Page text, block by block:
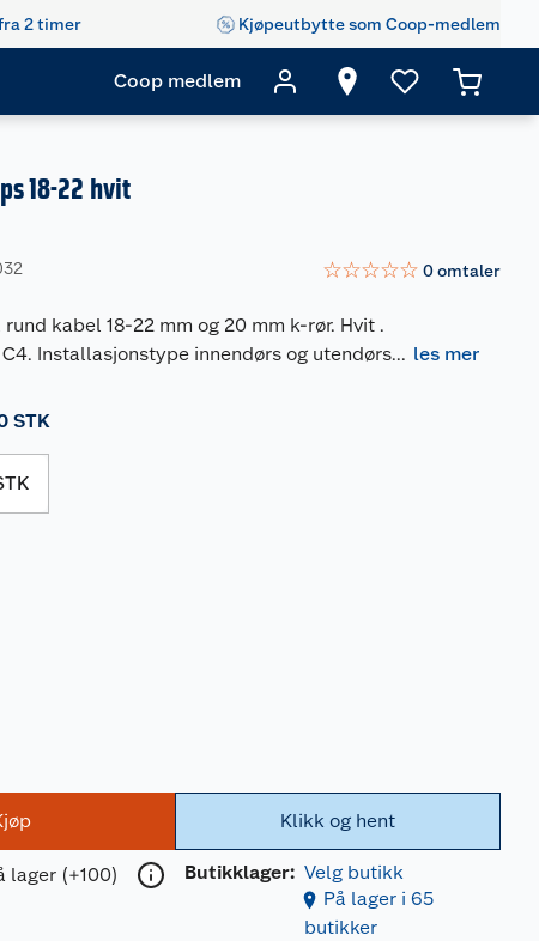
2 timer Kjøpeutbytte som Coop-medlem
Coop medlem
18-22 hvit
☆☆☆☆☆ 0omtaler
kabel 18-22 mm og 20 mm k-rør. Hvit .
Installasjonstype innendørs og utendørs... les mer
STK
lager (+100)
Klikk og hent
Butikklager: Velg butikk
På lager i 65
butikker